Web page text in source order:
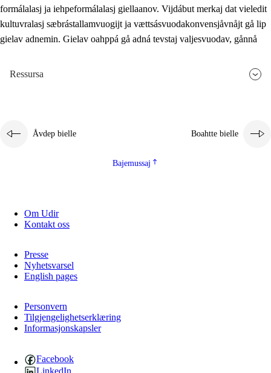
2.4 Oahppat oahppat
Doaresfágalasj tiemá
formálalasj ja iehpeformálalasj giellaanov. Vijdábut merkaj dat vieledit
kultuvralasj sæbrástallamvuogijt ja vættsásvuodakonvensjåvnåjt gå lip
gielav adnemin. Gielav oahppá gå adná tevstaj valjesvuodav, gånnå
Ressursa
Åvdep bielle Boahtte bielle
Bajemussaj
Om Udir
Kontakt oss
Presse
Nyhetsvarsel
English pages
Personvern
Tilgjengelighetserklæring
Informasjonskapsler
Facebook